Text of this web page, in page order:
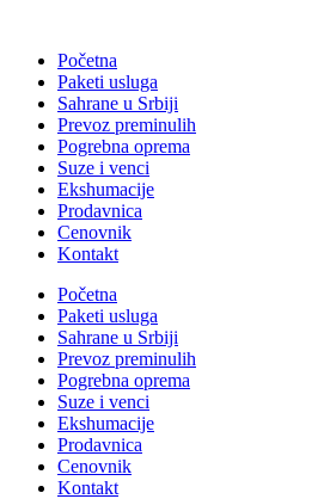
sadržajPočetna
Paketi usluga
Sahrane u Srbiji
Prevoz preminulih
Pogrebna oprema
Suze i venci
Ekshumacije
Prodavnica
Cenovnik
Kontakt
Početna
Paketi usluga
Sahrane u Srbiji
Prevoz preminulih
Pogrebna oprema
Suze i venci
Ekshumacije
Prodavnica
Cenovnik
Kontakt